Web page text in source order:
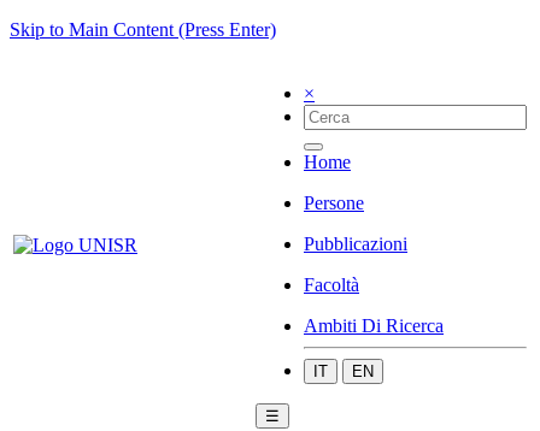
Skip to Main Content (Press Enter)
×
Home
Persone
Pubblicazioni
Facoltà
Ambiti Di Ricerca
IT EN
☰